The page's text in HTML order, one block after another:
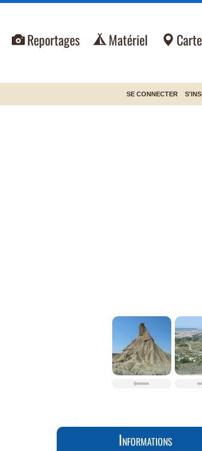
Reportages Matériel Carte
SE CONNECTER
Informations